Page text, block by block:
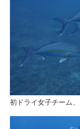
初ドライ女子チーム